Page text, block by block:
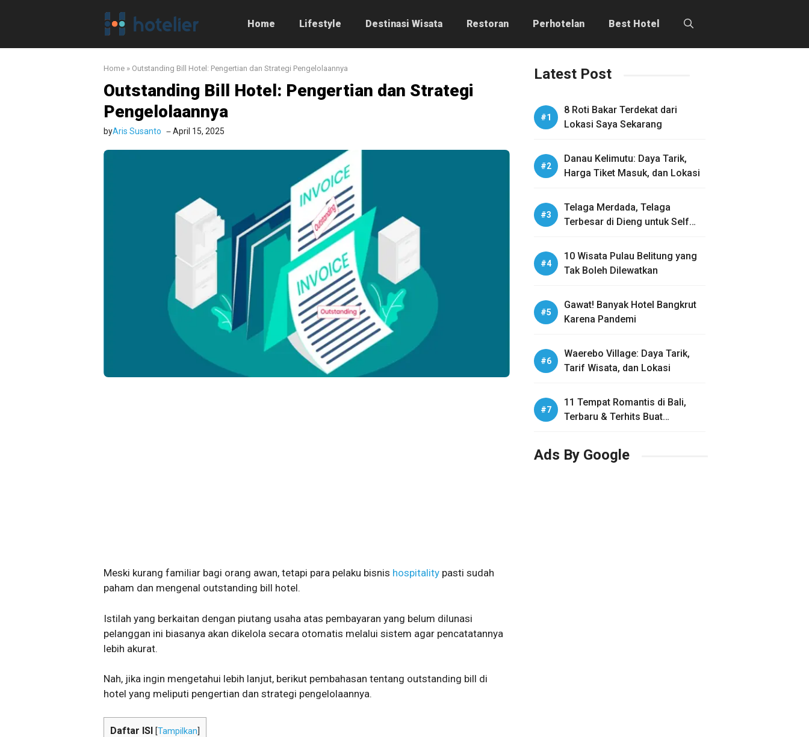
Home Lifestyle Destinasi Wisata Restoran Perhotelan Best Hotel
Home » Outstanding Bill Hotel: Pengertian dan Strategi Pengelolaannya
Outstanding Bill Hotel: Pengertian dan Strategi
Pengelolaannya
byAris Susanto April 15, 2025
Meski kurang familiar bagi orang awan, tetapi para pelaku bisnis hospitality pasti sudah
paham dan mengenal outstanding bill hotel.
Istilah yang berkaitan dengan piutang usaha atas pembayaran yang belum dilunasi
pelanggan ini biasanya akan dikelola secara otomatis melalui sistem agar pencatatannya
lebih akurat.
Nah, jika ingin mengetahui lebih lanjut, berikut pembahasan tentang outstanding bill di
hotel yang meliputi pengertian dan strategi pengelolaannya.
Daftar ISI [Tampilkan
Latest Post
8 Roti Bakar Terdekat dari
Lokasi Saya Sekarang
Danau Kelimutu: Daya Tarik,
Harga Tiket Masuk, dan Lokasi
Telaga Merdada, Telaga
Terbesar di Dieng untuk Self
10 Wisata Pulau Belitung yang
Tak Boleh Dilewatkan
Gawat! Banyak Hotel Bangkrut
Karena Pandemi
Waerebo Village: Daya Tarik,
Tarif Wisata, dan Lokasi
11 Tempat Romantis di Bali,
Terbaru & Terhits Buat
Ads By Google